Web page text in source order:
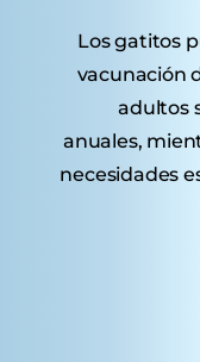
Los gatitos
vacunación
adultos
anuales,
necesidades